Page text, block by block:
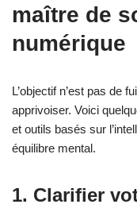
maître de
numérique
L’objectif n’est pas de
apprivoiser. Voici
et outils basés sur
équilibre mental.
1. Clarifier